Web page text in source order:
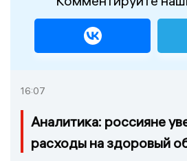
16:07
Аналитика: россияне
расходы на здоровый